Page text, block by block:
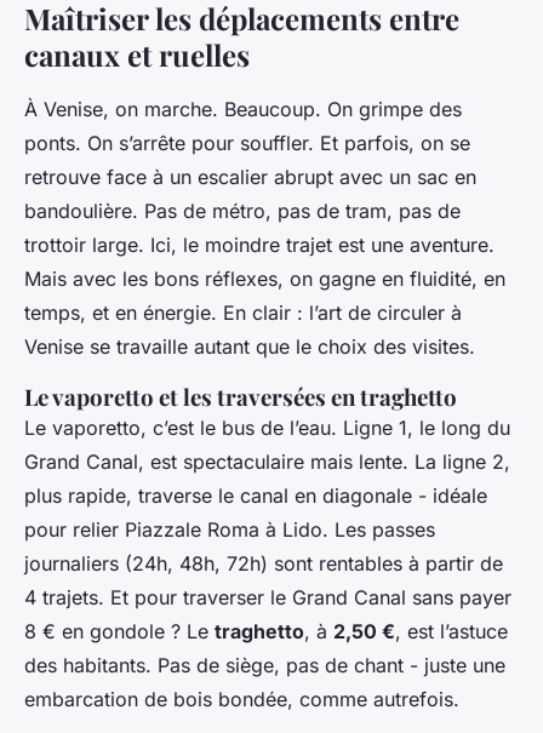
Maîtriser les déplacements entre
canaux et ruelles
À Venise, on marche. Beaucoup. On grimpe des
ponts. On s’arrête pour souffler. Et parfois, on se
retrouve face à un escalier abrupt avec un sac en
bandoulière. Pas de métro, pas de tram, pas de
trottoir large. Ici, le moindre trajet est une aventure.
Mais avec les bons réflexes, on gagne en fluidité, en
temps, et en énergie. En clair : l’art de circuler à
Venise se travaille autant que le choix des visites.
Le vaporetto et les traversées en traghetto
Le vaporetto, c’est le bus de l’eau. Ligne 1, le long du
Grand Canal, est spectaculaire mais lente. La ligne 2,
plus rapide, traverse le canal en diagonale - idéale
pour relier Piazzale Roma à Lido. Les passes
journaliers (24h, 48h, 72h) sont rentables à partir de
4 trajets. Et pour traverser le Grand Canal sans payer
8 € en gondole ? Le traghetto, à 2,50 €, est l’astuce
des habitants. Pas de siège, pas de chant - juste une
embarcation de bois bondée, comme autrefois.